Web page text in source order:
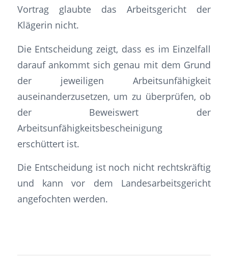
Vortrag glaubte das Arbeitsgericht der
Klägerin nicht.
Die Entscheidung zeigt, dass es im Einzelfall
darauf ankommt sich genau mit dem Grund
der jeweiligen Arbeitsunfähigkeit
auseinanderzusetzen, um zu überprüfen, ob
der Beweiswert der
Arbeitsunfähigkeitsbescheinigung
erschüttert ist.
Die Entscheidung ist noch nicht rechtskräftig
und kann vor dem Landesarbeitsgericht
angefochten werden.